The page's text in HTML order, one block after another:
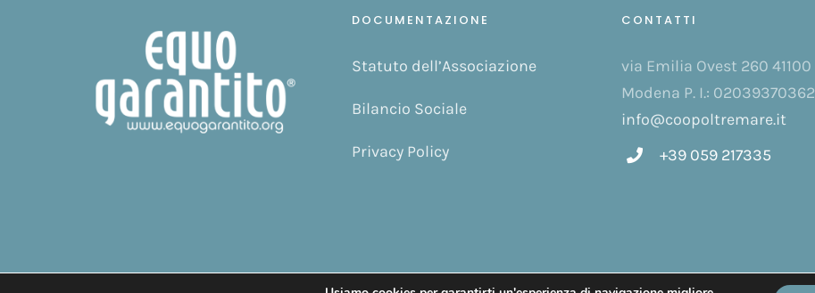
DOCUMENTAZIONE
Statuto dell’Associazione
Bilancio Sociale
Privacy Policy
CONTATTI
via Emilia Ovest 260 41100
Modena P. I.: 02039370362
info@coopoltremare.it
+39 059 217335